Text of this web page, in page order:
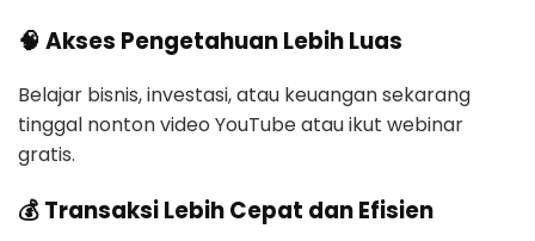
🧠 Akses Pengetahuan Lebih Luas
Belajar bisnis, investasi, atau keuangan sekarang
tinggal nonton video YouTube atau ikut webinar
gratis.
💰 Transaksi Lebih Cepat dan Efisien